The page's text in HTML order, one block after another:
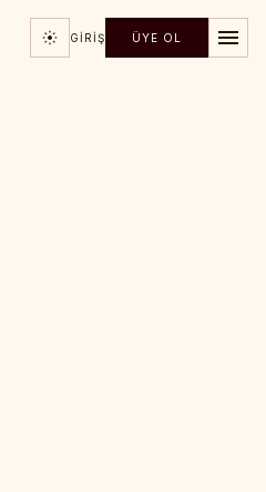
GIRIŞ ÜYE OL